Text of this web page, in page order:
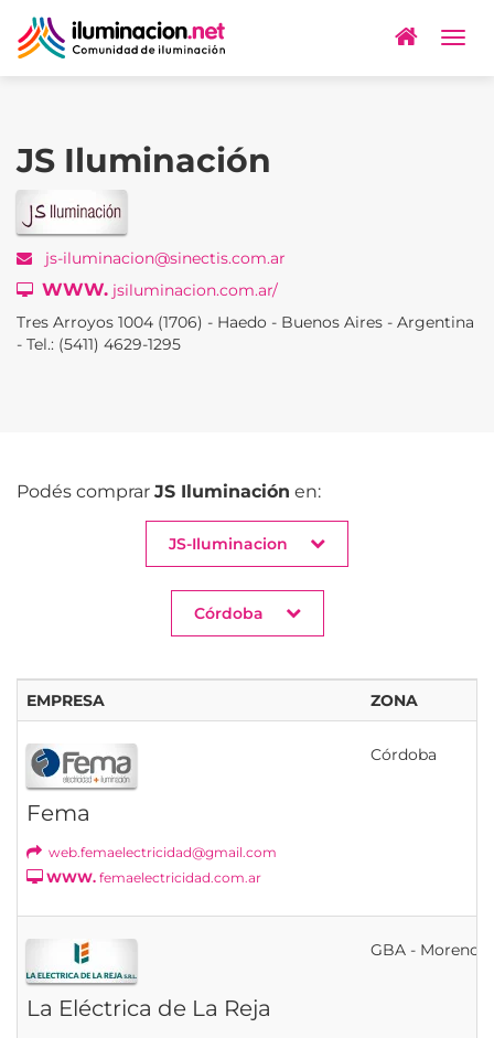
JS Iluminación
js-iluminacion@sinectis.com.ar
WWW. jsiluminacion.com.ar/
Tres Arroyos 1004 (1706) - Haedo - Buenos Aires - Argentina
- Tel.: (5411) 4629-1295
Podés comprar JS Iluminación en:
JS-Iluminacion
Córdoba
EMPRESA ZONA
Fema
web.femaelectricidad@gmail.com
WWW. femaelectricidad.com.ar
Córdoba
La Eléctrica de La Reja
GBA - Moreno